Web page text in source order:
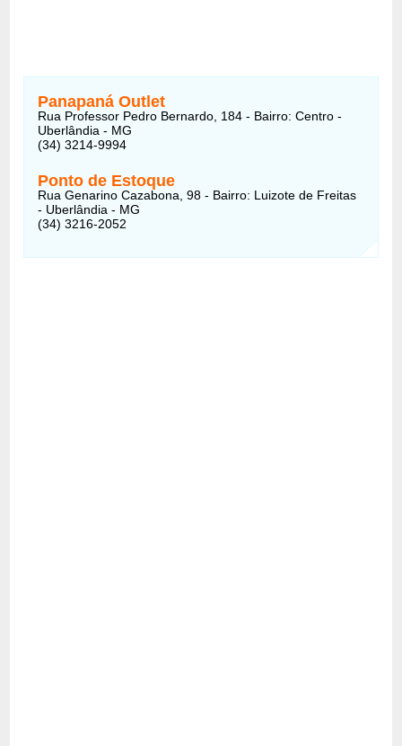
Panapaná Outlet
Rua Professor Pedro Bernardo, 184 - Bairro: Centro -
Uberlândia - MG
(34) 3214-9994
Ponto de Estoque
Rua Genarino Cazabona, 98 - Bairro: Luizote de Freitas
- Uberlândia - MG
(34) 3216-2052